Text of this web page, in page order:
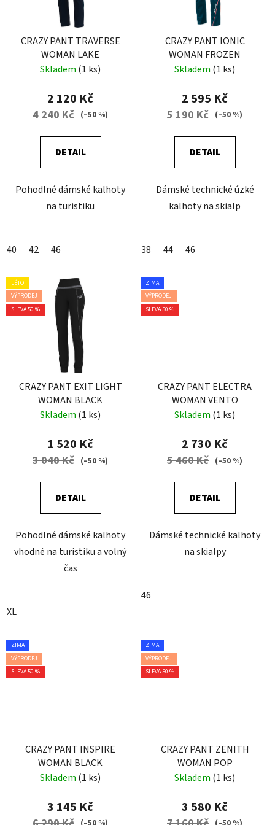
CRAZY PANT TRAVERSE
WOMAN LAKE
Skladem (1 ks)
2 120 Kč
4 240 Kč (–50 %)
DETAIL
Pohodlné dámské kalhoty
na turistiku
40 42 46
CRAZY PANT IONIC
WOMAN FROZEN
Skladem (1 ks)
2 595 Kč
5 190 Kč (–50 %)
DETAIL
Dámské technické úzké
kalhoty na skialp
38 44 46
LÉTO
VÝPRODEJ
SLEVA 50 %
CRAZY PANT EXIT LIGHT
WOMAN BLACK
Skladem (1 ks)
1 520 Kč
3 040 Kč (–50 %)
DETAIL
Pohodlné dámské kalhoty
vhodné na turistiku a volný
čas
XL
ZIMA
VÝPRODEJ
SLEVA 50 %
CRAZY PANT ELECTRA
WOMAN VENTO
Skladem (1 ks)
2 730 Kč
5 460 Kč (–50 %)
DETAIL
Dámské technické kalhoty
na skialpy
46
ZIMA
VÝPRODEJ
SLEVA 50 %
CRAZY PANT INSPIRE
WOMAN BLACK
Skladem (1 ks)
3 145 Kč
ZIMA
VÝPRODEJ
SLEVA 50 %
CRAZY PANT ZENITH
WOMAN POP
Skladem (1 ks)
3 580 Kč